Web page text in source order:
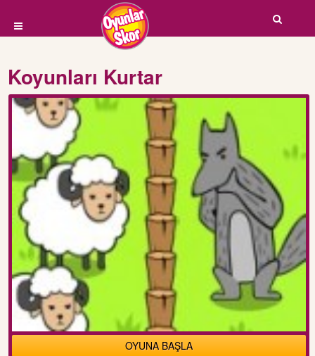
Koyunları Kurtar
OYUNA BAŞLA